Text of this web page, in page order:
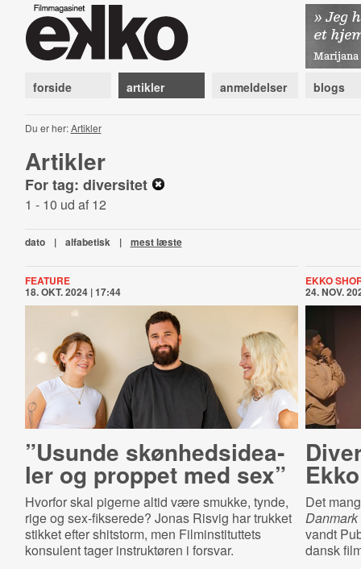
forside artikler anmeldelser blogs
Du er her:Artikler
Artikler
For tag: diversitet
1 - 10 ud af 12
dato | alfabetisk | mest læste
FEATURE
18. OKT. 2024 | 17:44
”Usunde skøn­heds­i­de­a­
ler og proppet med sex”
Hvorfor skal pigerne altid være smukke, tynde,
rige og sex-fikserede? Jonas Risvig har trukket
stikket efter shitstorm, men Filminstituttets
konsulent tager instruktøren i forsvar.
EKKO
24. NOV.
Det
Danmark
vandt
dansk